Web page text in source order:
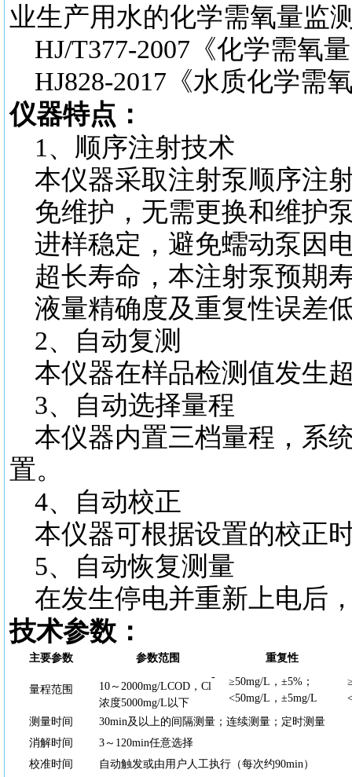
业生产用水的化学需氧量监
HJ/T377-2007《化学需氧
HJ828-2017《水质化学需
仪器特点：
1、顺序注射技术
本仪器采取注射泵顺序注
免维护，无需更换和维护
进样稳定，避免蠕动泵因
超长寿命，本注射泵预期
液量精确度及重复性误差
2、自动复测
本仪器在样品检测值发生
3、自动选择量程
本仪器内置三档量程，系
置。
4、自动校正
本仪器可根据设置的校正
5、自动恢复测量
在发生停电并重新上电后
技术参数：
主要参数 参数范围 重复性
量程范围 10～2000mg/LCOD，Cl
-
浓度5000mg/L以下
≥50mg/L，±5%；
<50mg/L，±5mg/L
测量时间
30min及以上的间隔测量；连续测量；定时测量
消解时间
3～120min任意选择
校准时间
自动触发或由用户人工执行（每次约90min）